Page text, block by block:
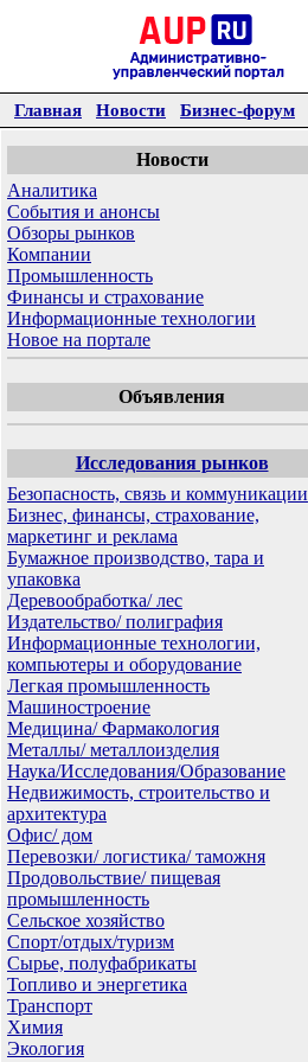
Главная Новости Бизнес-форум
Новости
Аналитика
События и анонсы
Обзоры рынков
Компании
Промышленность
Финансы и страхование
Информационные технологии
Новое на портале
Объявления
Исследования рынков
Безопасность, связь и коммуникации
Бизнес, финансы, страхование,
маркетинг и реклама
Бумажное производство, тара и
упаковка
Деревообработка/ лес
Издательство/ полиграфия
Информационные технологии,
компьютеры и оборудование
Легкая промышленность
Машиностроение
Медицина/ Фармакология
Металлы/ металлоизделия
Наука/Исследования/Образование
Недвижимость, строительство и
архитектура
Офис/ дом
Перевозки/ логистика/ таможня
Продовольствие/ пищевая
промышленность
Сельское хозяйство
Спорт/отдых/туризм
Сырье, полуфабрикаты
Топливо и энергетика
Транспорт
Химия
Экология